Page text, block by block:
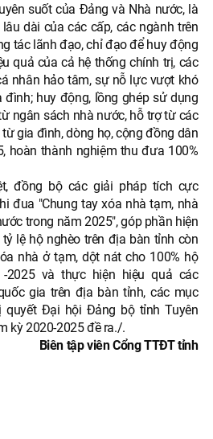
suốt của Đảng và Nhà nước, là
dài của các cấp, các ngành trên
tác lãnh đạo, chỉ đạo để huy động
quả của cả hệ thống chính trị, các
nhân hảo tâm, sự nỗ lực vượt khó
huy động, lồng ghép sử dụng
ngân sách nhà nước, hỗ trợ từ các
gia đình, dòng họ, cộng đồng dân
hoàn thành nghiệm thu đưa 100%
đồng bộ các giải pháp tích cực
đua "Chung tay xóa nhà tạm, nhà
trong năm 2025", góp phần hiện
lệ hộ nghèo trên địa bàn tỉnh còn
nhà ở tạm, dột nát cho 100% hộ
2025 và thực hiện hiệu quả các
gia trên địa bàn tỉnh, các mục
quyết Đại hội Đảng bộ tỉnh Tuyên
kỳ 2020-2025 đề ra./.
Biên tập viên Cổng TTĐT tỉnh